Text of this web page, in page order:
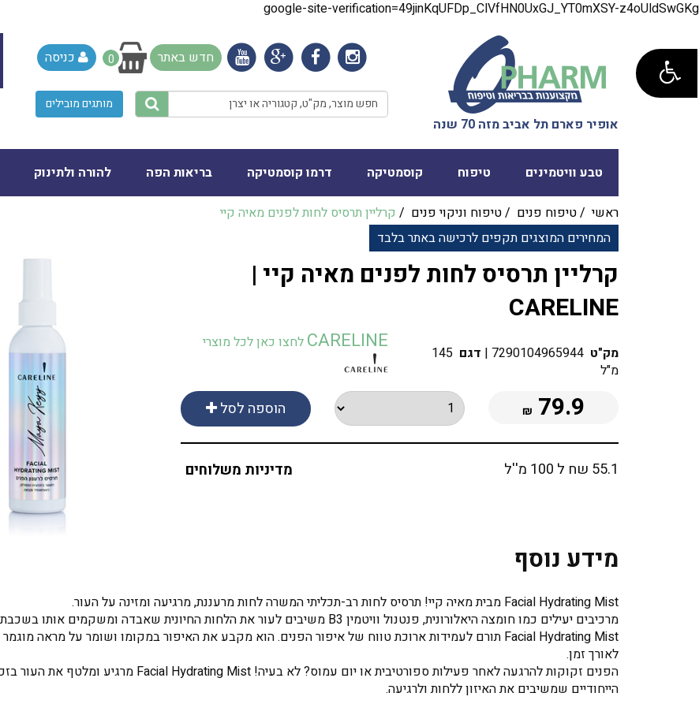
google-site-verification=49jinKqUFDp_ClVfHN0UxGJ_YT0mXSY-z4oUldSwGKg
חדש באתר 0 כניסה
מותגים מובילים
אופיר פארם תל אביב מזה 70 שנה
טבע וויטמינים טיפוח קוסמטיקה דרמו קוסמטיקה בריאות הפה להורה ולתינוק
ראשי /טיפוח פנים /טיפוח וניקוי פנים / קרליין תרסיס לחות לפנים מאיה קיי
המחירים המוצגים תקפים לרכישה באתר בלבד
קרליין תרסיס לחות לפנים מאיה קיי |
CARELINE
CARELINE לחצו כאן לכל מוצרי
מק"ט 7290104965944
| דגם 145
מ"ל
הוספה לסל 79.9
₪
55.1 שח ל 100 מ''ל מדיניות משלוחים
מידע נוסף
Facial Hydrating Mist מבית מאיה קיי! תרסיס לחות רב-תכליתי המשרה לחות מרעננת, מרגיעה ומזינה על העור.
מרכיבים יעילים כמו חומצה היאלורונית, פנטנול וויטמין B3 משיבים לעור את הלחות החיונית שאבדה ומשקמים אותו בשכבת לחות.
Facial Hydrating Mist תורם לעמידות ארוכת טווח של איפור הפנים. הוא מקבע את האיפור במקומו ושומר על מראה מוגמר ורענן
לאורך זמן.
הפנים זקוקות להרגעה לאחר פעילות ספורטיבית או יום עמוס? לא בעיה! Facial Hydrating Mist מרגיע ומלטף את העור בזכות מרכיביו
הייחודיים שמשיבים את האיזון ללחות ולרגיעה.